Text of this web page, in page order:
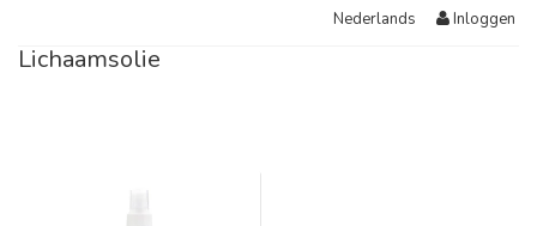
Nederlands Inloggen
Lichaamsolie